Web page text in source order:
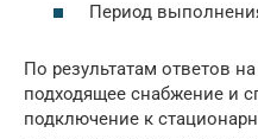
Период
По результатам ответов
подходящее снабжение и
подключение к